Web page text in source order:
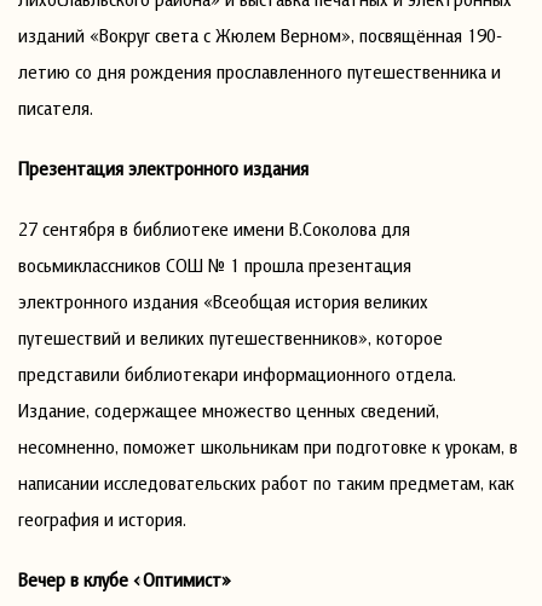
изданий «Вокруг света с Жюлем Верном», посвящённая 190-
летию со дня рождения прославленного путешественника и
писателя.
Презентация электронного издания
27 сентября в библиотеке имени В.Соколова для
восьмиклассников СОШ № 1 прошла презентация
электронного издания «Всеобщая история великих
путешествий и великих путешественников», которое
представили библиотекари информационного отдела.
Издание, содержащее множество ценных сведений,
несомненно, поможет школьникам при подготовке к урокам, в
написании исследовательских работ по таким предметам, как
география и история.
Вечер в клубе «Оптимист»